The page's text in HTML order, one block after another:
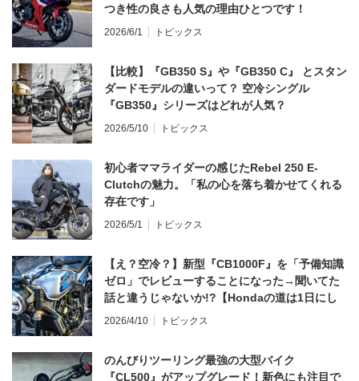
つき性の良さも人気の理由ひとつです！
2026/6/1 トピックス
【比較】『GB350 S』や『GB350 C』 とスタン
ダードモデルの違いって？ 空冷シングル
『GB350』シリーズはどれが人気？
2026/5/10 トピックス
初心者ママライダーの感じたRebel 250 E-
Clutchの魅力。「私の心を落ち着かせてくれる
存在です」
2026/5/1 トピックス
【え？空冷？】新型『CB1000F』を「予備知識
ゼロ」でレビューすることになった→聞いてた
話と違うじゃないか!?【Hondaの道は1日にし
てならず／CB1000F ①第一印象 編】
2026/4/10 トピックス
のんびりツーリング最強の大型バイク
『CL500』がアップグレード！新色にも注目で